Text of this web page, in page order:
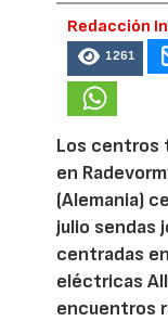
Redacción
1261
Los centros
en
(Alemania)
julio sendas
centradas
eléctricas
encuentros